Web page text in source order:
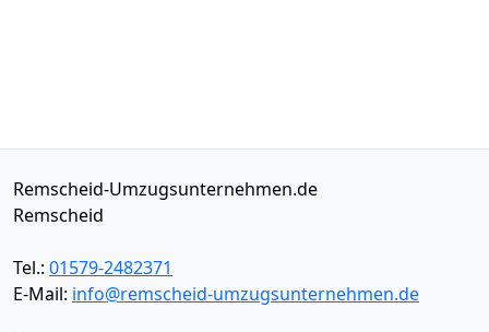
Remscheid-Umzugsunternehmen.de
Remscheid
Tel.: 01579-2482371
E-Mail: info@remscheid-umzugsunternehmen.de